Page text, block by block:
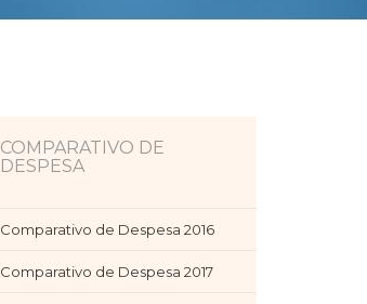
COMPARATIVO DE
DESPESA
Comparativo de Despesa 2016
Comparativo de Despesa 2017